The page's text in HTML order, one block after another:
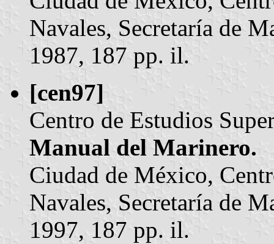
Navales, Secretaría de
1987, 187 pp. il.
[cen97]
Centro de Estudios
Manual del Marinero.
Ciudad de México,
Navales, Secretaría de
1997, 187 pp. il.